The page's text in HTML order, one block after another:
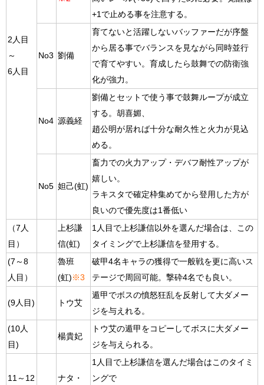
2人目
～
6人目
+1で止める事を注意する。
No3 劉備
育てないと活躍しないバッファーだが序盤
から居る事でバランスを見ながら同時並行
で育てやすい。育成したら鼓舞での防衛強
化が強力。
No4 源義経
劉備とセットで使う事で鼓舞ループが成立
する。胡喜媚、
趙公明が居れば十分な耐久性と火力が見込
める。
No5 妲己(虹)
畜力での火力アップ・デバフ耐性アップが
嬉しい。
ラキスタで確定枠集めてから登用した方が
良いので優先度は1番低い
（7人
目）
上杉謙
信(虹)
1人目で上杉謙信以外を選んだ場合は、この
タイミングで上杉謙信を登用する。
(7～8
人目）
魯班
(虹) ※3
破甲4名キャラの獲得で一般戦を更に高いス
テージで周回可能。撃砕4名でも良い。
(9人目) トウ艾
遁甲でボスの憤怒狂乱を反射して大ダメー
ジを与えれる。
(10人
目)
楊貴妃
トウ艾の遁甲をコピーしてボスに大ダメー
ジを与えられる。
11～12
ナタ・
1人目で上杉謙信を選んだ場合はこのタイミ
ングで